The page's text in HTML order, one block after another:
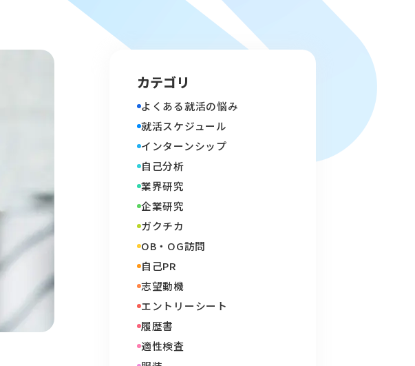
カテゴリ
よくある就活の悩み
就活スケジュール
インターンシップ
自己分析
業界研究
企業研究
ガクチカ
OB・OG訪問
自己PR
志望動機
エントリーシート
履歴書
適性検査